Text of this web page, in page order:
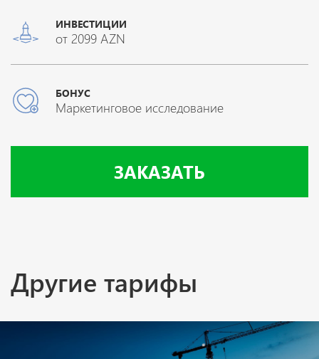
ИНВЕСТИЦИИ
от 2099 AZN
БОНУС
Маркетинговое исследование
ЗАКАЗАТЬ
Другие тарифы